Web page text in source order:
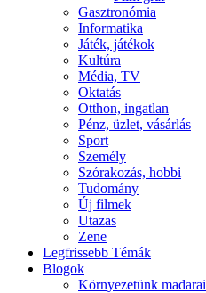
Gasztronómia
Informatika
Játék, játékok
Kultúra
Média, TV
Oktatás
Otthon, ingatlan
Pénz, üzlet, vásárlás
Sport
Személy
Szórakozás, hobbi
Tudomány
Új filmek
Utazas
Zene
Legfrissebb Témák
Blogok
Környezetünk madarai